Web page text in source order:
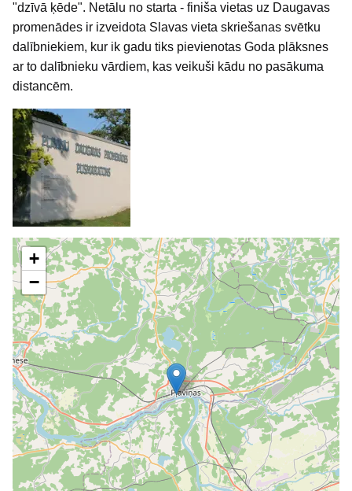
"dzīvā ķēde". Netālu no starta - finiša vietas uz Daugavas
promenādes ir izveidota Slavas vieta skriešanas svētku
dalībniekiem, kur ik gadu tiks pievienotas Goda plāksnes
ar to dalībnieku vārdiem, kas veikuši kādu no pasākuma
distancēm.
+
−